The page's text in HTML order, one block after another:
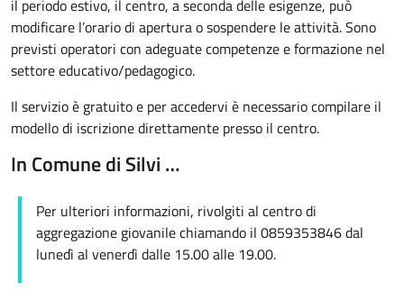
il periodo estivo, il centro, a seconda delle esigenze, può
modificare l’orario di apertura o sospendere le attività. Sono
previsti operatori con adeguate competenze e formazione nel
settore educativo/pedagogico.
Il servizio è gratuito e per accedervi è necessario compilare il
modello di iscrizione direttamente presso il centro.
In Comune di Silvi …
Per ulteriori informazioni, rivolgiti al centro di
aggregazione giovanile chiamando il 0859353846 dal
lunedì al venerdì dalle 15.00 alle 19.00.